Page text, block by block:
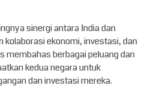
sinergi antara India dan
kolaborasi ekonomi, investasi, dan
membahas berbagai peluang dan
kedua negara untuk
dan investasi mereka.